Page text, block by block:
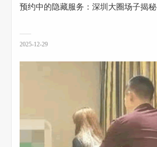
预约中的隐藏服务：深圳大圈场子揭秘
2025-12-29